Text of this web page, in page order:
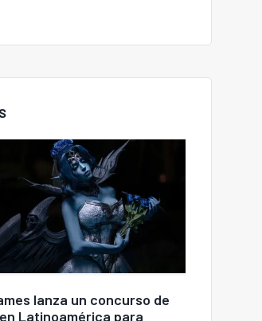
lanza un concurso de
Latinoamérica para